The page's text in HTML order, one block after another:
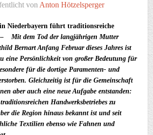
von Anton Hötzelsperger
Niederbayern führt traditionsreiche
–
Mit dem Tod der langjährigen Mutter
Bernart Anfang Februar dieses Jahres ist
eine Persönlichkeit von großer Bedeutung für
für die dortige Paramenten- und
Gleichzeitig ist für die Gemeinschaft
aber auch eine neue Aufgabe entstanden:
Handwerksbetriebes zu
die Region hinaus bekannt ist und seit
Textilien ebenso wie Fahnen und